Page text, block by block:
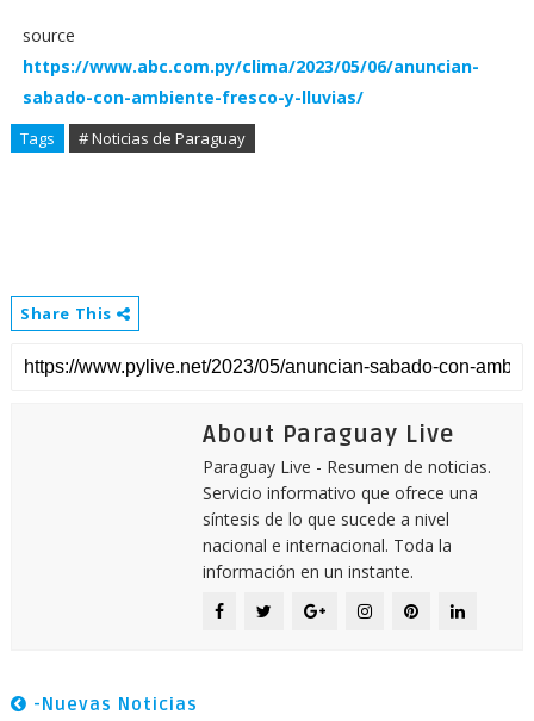
source
https://www.abc.com.py/clima/2023/05/06/anuncian-
sabado-con-ambiente-fresco-y-lluvias/
Tags # Noticias de Paraguay
Share This
About Paraguay Live
Paraguay Live - Resumen de noticias.
Servicio informativo que ofrece una
síntesis de lo que sucede a nivel
nacional e internacional. Toda la
información en un instante.
-Nuevas Noticias